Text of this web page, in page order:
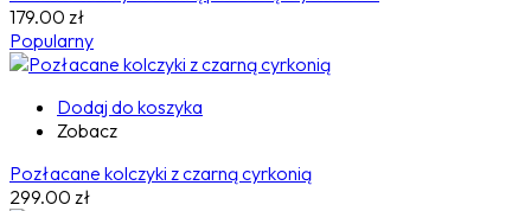
179.00 zł
Popularny
Dodaj do koszyka
Zobacz
Pozłacane kolczyki z czarną cyrkonią
299.00 zł